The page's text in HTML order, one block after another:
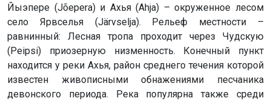
Йыэпере (Jõepera) и Ахья (Ahja) – окруженное лесом
село Ярвселья (Järvselja). Рельеф местности –
равнинный: Лесная тропа проходит через Чудскую
(Peipsi) приозерную низменность. Конечный пункт
находится у реки Ахья, район среднего течения которой
известен живописными обнажениями песчаника
девонского периода. Река популярна также среди